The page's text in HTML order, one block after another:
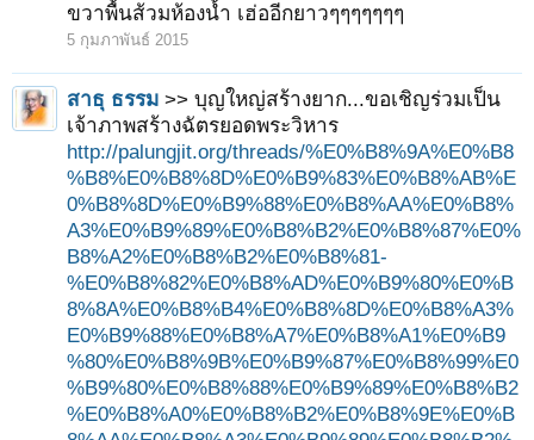
ขวาพื้นส้วมห้องน้ำ เฮ่ออีกยาวๆๆๆๆๆๆๆ
5 กุมภาพันธ์ 2015
สาธุ ธรรม >> บุญใหญ่สร้างยาก...ขอเชิญร่วมเป็น
เจ้าภาพสร้างฉัตรยอดพระวิหาร
http://palungjit.org/threads/%E0%B8%9A%E0%B8
%B8%E0%B8%8D%E0%B9%83%E0%B8%AB%E
0%B8%8D%E0%B9%88%E0%B8%AA%E0%B8%
A3%E0%B9%89%E0%B8%B2%E0%B8%87%E0%
B8%A2%E0%B8%B2%E0%B8%81-
%E0%B8%82%E0%B8%AD%E0%B9%80%E0%B
8%8A%E0%B8%B4%E0%B8%8D%E0%B8%A3%
E0%B9%88%E0%B8%A7%E0%B8%A1%E0%B9
%80%E0%B8%9B%E0%B9%87%E0%B8%99%E0
%B9%80%E0%B8%88%E0%B9%89%E0%B8%B2
%E0%B8%A0%E0%B8%B2%E0%B8%9E%E0%B